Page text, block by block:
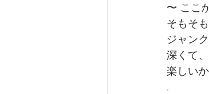
〜 ここ
そもそ
ジャン
深くて
楽しい
.